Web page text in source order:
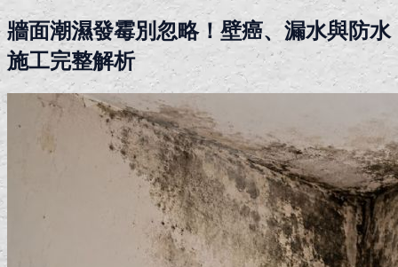
牆面潮濕發霉別忽略！壁癌、漏水與防水
施工完整解析